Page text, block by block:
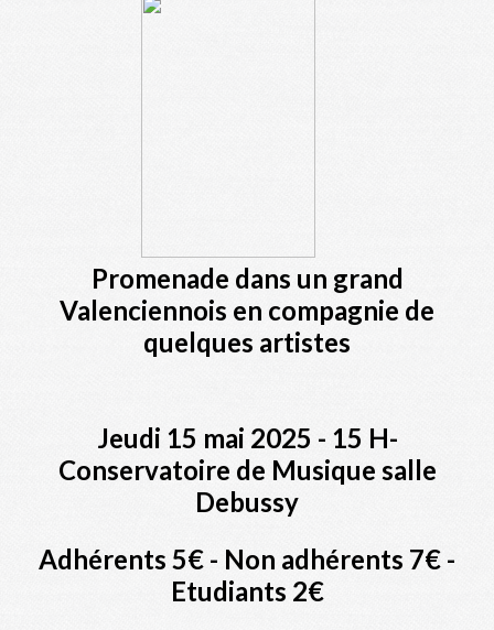
Promenade dans un grand
Valenciennois en compagnie de
quelques artistes
Jeudi 15 mai 2025 - 15 H-
Conservatoire de Musique salle
Debussy
Adhérents 5€ - Non adhérents 7€ -
Etudiants 2€